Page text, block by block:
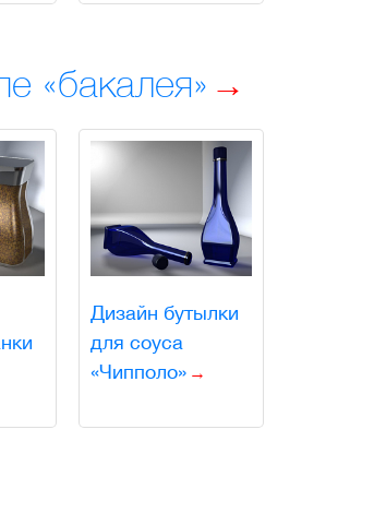
«бакалея»
Дизайн бутылки
для соуса
«Чипполо»